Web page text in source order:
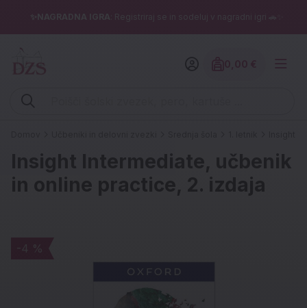
✨NAGRADNA IGRA : Registriraj se in sodeluj v nagradni igri 🚗✨
Vpišite iskalni niz (šolski zvezek, pero, kartuše ...)
Insight Intermediate, učbenik
in online practice, 2. izdaja
-4 %